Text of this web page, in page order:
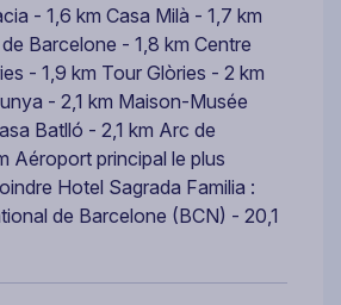
- 1,6 km Casa Milà - 1,7 km
Barcelone - 1,8 km Centre
- 1,9 km Tour Glòries - 2 km
- 2,1 km Maison-Musée
Batlló - 2,1 km Arc de
Aéroport principal le plus
Hotel Sagrada Familia :
de Barcelone (BCN) - 20,1